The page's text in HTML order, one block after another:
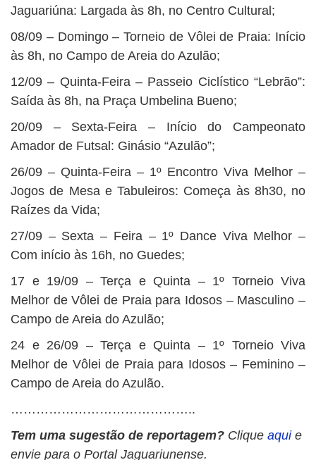
Jaguariúna: Largada às 8h, no Centro Cultural;
08/09 – Domingo – Torneio de Vôlei de Praia: Início
às 8h, no Campo de Areia do Azulão;
12/09 – Quinta-Feira – Passeio Ciclístico “Lebrão”:
Saída às 8h, na Praça Umbelina Bueno;
20/09 – Sexta-Feira – Início do Campeonato
Amador de Futsal: Ginásio “Azulão”;
26/09 – Quinta-Feira – 1º Encontro Viva Melhor –
Jogos de Mesa e Tabuleiros: Começa às 8h30, no
Raízes da Vida;
27/09 – Sexta – Feira – 1º Dance Viva Melhor –
Com início às 16h, no Guedes;
17 e 19/09 – Terça e Quinta – 1º Torneio Viva
Melhor de Vôlei de Praia para Idosos – Masculino –
Campo de Areia do Azulão;
24 e 26/09 – Terça e Quinta – 1º Torneio Viva
Melhor de Vôlei de Praia para Idosos – Feminino –
Campo de Areia do Azulão.
……………………………………..
Tem uma sugestão de reportagem? Clique aqui e
envie para o Portal Jaguariunense.